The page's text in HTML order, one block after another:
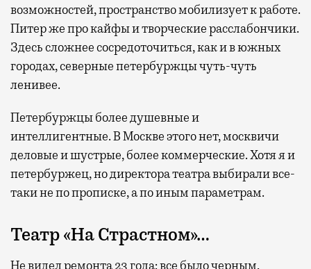
возможностей, пространство мобилизует к работе.
Питер же про кайфы и творческие расслабончики.
Здесь сложнее сосредоточиться, как и в южных
городах, северные петербуржцы чуть-чуть
ленивее.
Петербуржцы более душевные и
интеллигентные. В Москве этого нет, москвичи
деловые и шустрые, более коммерческие. Хотя я и
петербуржец, но директора театра выбирали все-
таки не по прописке, а по иным параметрам.
Театр «На Страстном»…
Не видел ремонта 23 года: все было черным,